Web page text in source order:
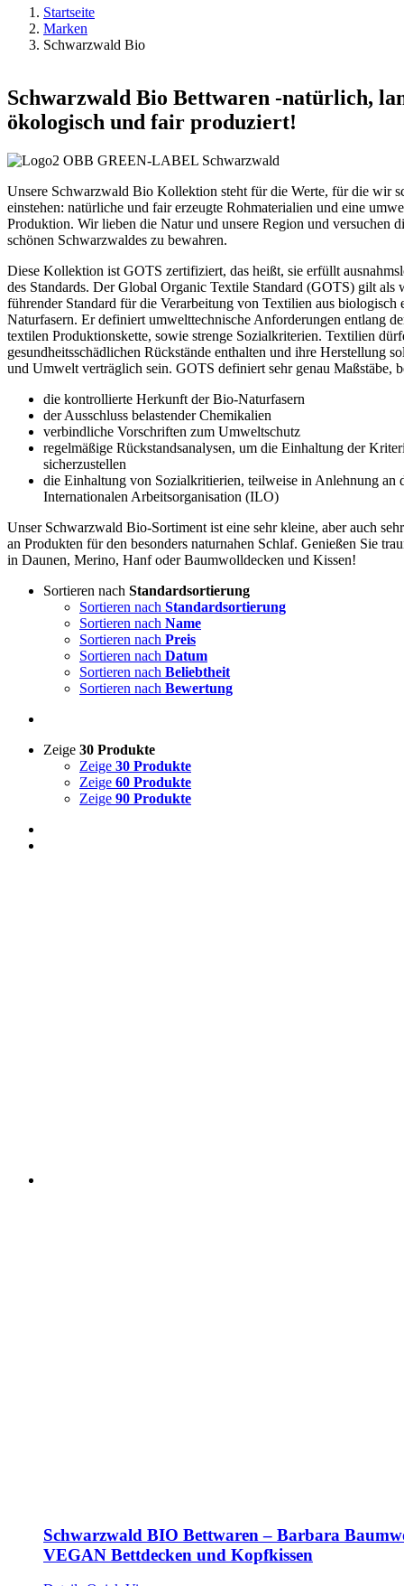
Startseite
Marken
Schwarzwald Bio
Schwarzwald Bio Bettwaren -natürlich,
ökologisch und fair produziert!
Unsere Schwarzwald Bio Kollektion steht für die Werte, für die wir
einstehen: natürliche und fair erzeugte Rohmaterialien und eine
Produktion. Wir lieben die Natur und unsere Region und versuchen
schönen Schwarzwaldes zu bewahren.
Diese Kollektion ist GOTS zertifiziert, das heißt, sie erfüllt
des Standards. Der Global Organic Textile Standard (GOTS) gilt als
führender Standard für die Verarbeitung von Textilien aus biologisch
Naturfasern. Er definiert umwelttechnische Anforderungen entlang
textilen Produktionskette, sowie strenge Sozialkriterien. Textilien
gesundheitsschädlichen Rückstände enthalten und ihre Herstellung
und Umwelt verträglich sein. GOTS definiert sehr genau Maßstäbe,
die kontrollierte Herkunft der Bio-Naturfasern
der Ausschluss belastender Chemikalien
verbindliche Vorschriften zum Umweltschutz
regelmäßige Rückstandsanalysen, um die Einhaltung der
sicherzustellen
die Einhaltung von Sozialkritierien, teilweise in Anlehnung an
Internationalen Arbeitsorganisation (ILO)
Unser Schwarzwald Bio-Sortiment ist eine sehr kleine, aber auch
an Produkten für den besonders naturnahen Schlaf. Genießen Sie
in Daunen, Merino, Hanf oder Baumwolldecken und Kissen!
Sortieren nach Standardsortierung
Sortieren nach Standardsortierung
Sortieren nach Name
Sortieren nach Preis
Sortieren nach Datum
Sortieren nach Beliebtheit
Sortieren nach Bewertung
Zeige 30 Produkte
Zeige 30 Produkte
Zeige 60 Produkte
Zeige 90 Produkte
Schwarzwald BIO Bettwaren – Barbara
VEGAN Bettdecken und Kopfkissen